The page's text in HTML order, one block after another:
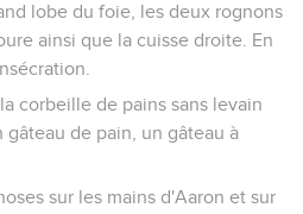
lobe du foie, les deux rognons
ainsi que la cuisse droite. En
corbeille de pains sans levain
de pain, un gâteau à
sur les mains d'Aaron et sur